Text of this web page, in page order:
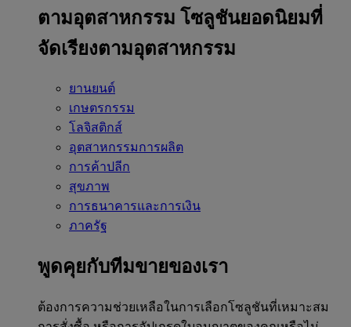
ตามอุตสาหกรรม โซลูชันยอดนิยมที่
จัดเรียงตามอุตสาหกรรม
ยานยนต์
เกษตรกรรม
โลจิสติกส์
อุตสาหกรรมการผลิต
การค้าปลีก
สุขภาพ
การธนาคารและการเงิน
ภาครัฐ
พูดคุยกับทีมขายของเรา
ต้องการความช่วยเหลือในการเลือกโซลูชันที่เหมาะสม